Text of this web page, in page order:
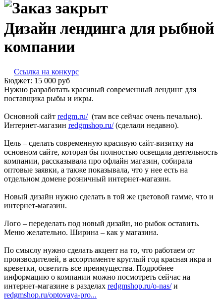
Дизайн лендинга для рыбной
компании
Ссылка на конкурс
Бюджет: 15 000 руб
Нужно разработать красивый современный лендинг для
поставщика рыбы и икры.
Основной сайт redgm.ru/(там все сейчас очень печально).
Интернет-магазин redgmshop.ru/(сделали недавно).
Цель – сделать современную красивую сайт-визитку на
основном сайте, которая бы полностью освещала деятельность
компании, рассказывала про офлайн магазин, собирала
оптовые заявки, а также показывала, что у нее есть на
отдельном домене розничный интернет-магазин.
Новый дизайн нужно сделать в той же цветовой гамме, что и
интернет-магазин.
Лого – переделать под новый дизайн, но рыбок оставить.
Меню желательно. Ширина – как у магазина.
По смыслу нужно сделать акцент на то, что работаем от
производителей, в ассортименте круглый год красная икра и
креветки, осветить все преимущества. Подробнее
информацию о компании можно посмотреть сейчас на
интернет-магазине в разделах redgmshop.ru/o-nas/и
redgmshop.ru/optovaya-pro...